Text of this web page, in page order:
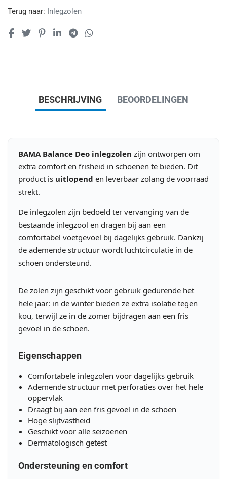
Terug naar: Inlegzolen
BESCHRIJVING BEOORDELINGEN
BAMA Balance Deo inlegzolen zijn ontworpen om
extra comfort en frisheid in schoenen te bieden. Dit
product is uitlopend en leverbaar zolang de voorraad
strekt.
De inlegzolen zijn bedoeld ter vervanging van de
bestaande inlegzool en dragen bij aan een
comfortabel voetgevoel bij dagelijks gebruik. Dankzij
de ademende structuur wordt luchtcirculatie in de
schoen ondersteund.
De zolen zijn geschikt voor gebruik gedurende het
hele jaar: in de winter bieden ze extra isolatie tegen
kou, terwijl ze in de zomer bijdragen aan een fris
gevoel in de schoen.
Eigenschappen
Comfortabele inlegzolen voor dagelijks gebruik
Ademende structuur met perforaties over het hele
oppervlak
Draagt bij aan een fris gevoel in de schoen
Hoge slijtvastheid
Geschikt voor alle seizoenen
Dermatologisch getest
Ondersteuning en comfort